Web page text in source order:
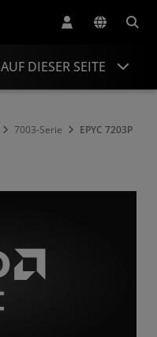
AUF DIESER SEITE
7003-Serie EPYC 7203P